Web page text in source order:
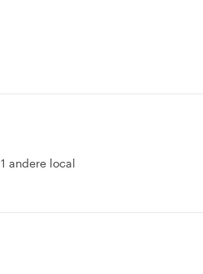
1 andere local